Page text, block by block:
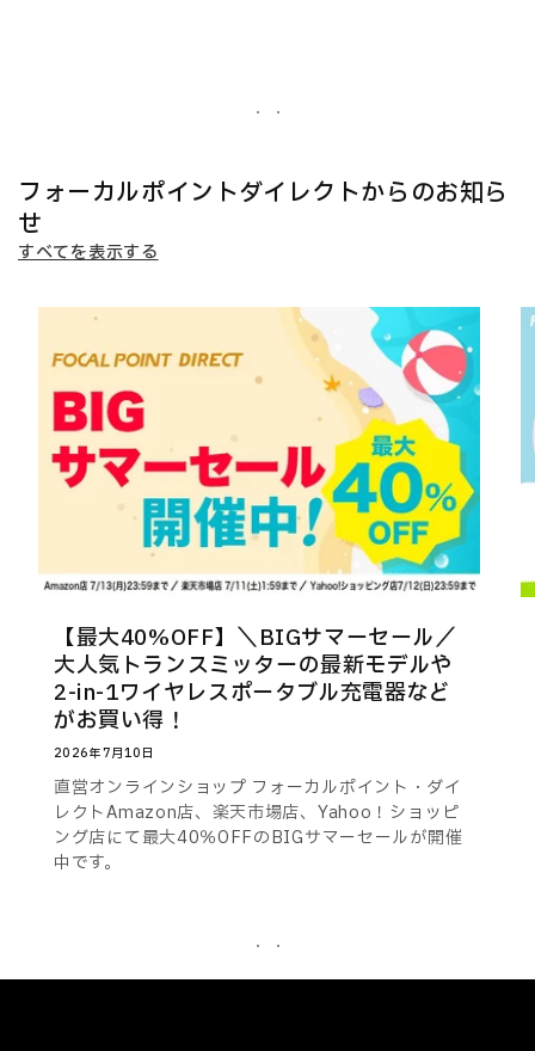
フォーカルポイントダイレクトからのお知ら
せ
すべてを表示する
【最大40%OFF】＼BIGサマーセール／
大人気トランスミッターの最新モデルや
2-in-1ワイヤレスポータブル充電器など
がお買い得！
2026年7月10日
直営オンラインショップ フォーカルポイント・ダイ
レクトAmazon店、楽天市場店、Yahoo！ショッピ
ング店にて最大40％OFFのBIGサマーセールが開催
中です。